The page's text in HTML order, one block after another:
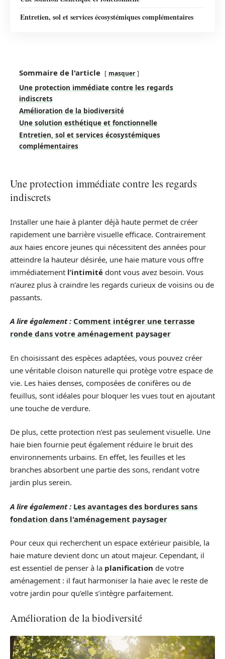
Entretien, sol et services écosystémiques complémentaires
Sommaire de l'article masquer
Une protection immédiate contre les regards
indiscrets
Amélioration de la biodiversité
Une solution esthétique et fonctionnelle
Entretien, sol et services écosystémiques
complémentaires
Une protection immédiate contre les regards
indiscrets
Installer une haie à planter déjà haute permet de créer
rapidement une barrière visuelle efficace. Contrairement
aux haies encore jeunes qui nécessitent des années pour
atteindre la hauteur désirée, une haie mature vous offre
immédiatement l’intimité dont vous avez besoin. Vous
n’aurez plus à craindre les regards curieux de voisins ou de
passants.
A lire également : Comment intégrer une terrasse
ronde dans votre aménagement paysager
En choisissant des espèces adaptées, vous pouvez créer
une véritable cloison naturelle qui protège votre espace de
vie. Les haies denses, composées de conifères ou de
feuillus, sont idéales pour bloquer les vues tout en ajoutant
une touche de verdure.
De plus, cette protection n’est pas seulement visuelle. Une
haie bien fournie peut également réduire le bruit des
environnements urbains. En effet, les feuilles et les
branches absorbent une partie des sons, rendant votre
jardin plus serein.
A lire également : Les avantages des bordures sans
fondation dans l'aménagement paysager
Pour ceux qui recherchent un espace extérieur paisible, la
haie mature devient donc un atout majeur. Cependant, il
est essentiel de penser à la planification de votre
aménagement : il faut harmoniser la haie avec le reste de
votre jardin pour qu’elle s’intègre parfaitement.
Amélioration de la biodiversité